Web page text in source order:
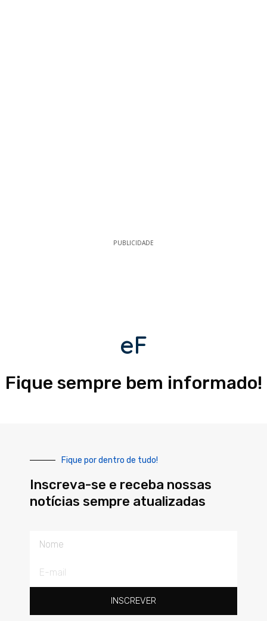
PUBLICIDADE
eF
Fique sempre bem informado!
Fique por dentro de tudo!
Inscreva-se e receba nossas
notícias sempre atualizadas
INSCREVER